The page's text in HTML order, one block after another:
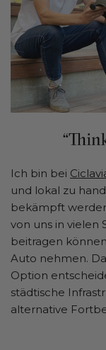
Ich bin bei
und lokal zu
bekämpft
von uns in vielen
beitragen
Auto nehmen.
Option
städtische
alternative